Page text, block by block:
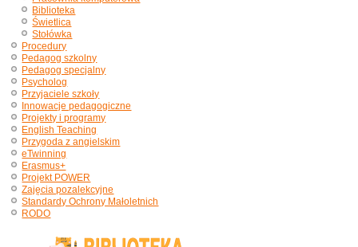
Biblioteka
Świetlica
Stołówka
Procedury
Pedagog szkolny
Pedagog specjalny
Psycholog
Przyjaciele szkoły
Innowacje pedagogiczne
Projekty i programy
English Teaching
Przygoda z angielskim
eTwinning
Erasmus+
Projekt POWER
Zajęcia pozalekcyjne
Standardy Ochrony Małoletnich
RODO